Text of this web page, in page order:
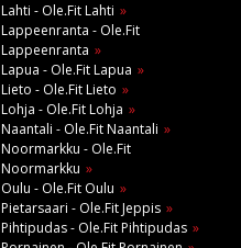
Lahti - Ole.Fit Lahti
Lappeenranta - Ole.Fit
Lappeenranta
Lapua - Ole.Fit Lapua
Lieto - Ole.Fit Lieto
Lohja - Ole.Fit Lohja
Naantali - Ole.Fit Naantali
Noormarkku - Ole.Fit
Noormarkku
Oulu - Ole.Fit Oulu
Pietarsaari - Ole.Fit Jeppis
Pihtipudas - Ole.Fit Pihtipudas